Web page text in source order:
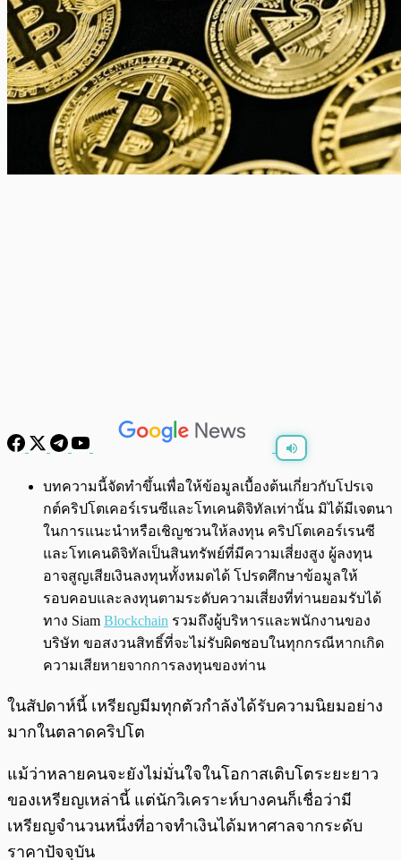
พร้อมเล่น 0:00/0:00
บทความนี้จัดทำขึ้นเพื่อให้ข้อมูลเบื้องต้นเกี่ยวกับโปรเจ
กต์คริปโตเคอร์เรนซีและโทเคนดิจิทัลเท่านั้น มิได้มีเจตนา
ในการแนะนำหรือเชิญชวนให้ลงทุน คริปโตเคอร์เรนซี
และโทเคนดิจิทัลเป็นสินทรัพย์ที่มีความเสี่ยงสูง ผู้ลงทุน
อาจสูญเสียเงินลงทุนทั้งหมดได้ โปรดศึกษาข้อมูลให้
รอบคอบและลงทุนตามระดับความเสี่ยงที่ท่านยอมรับได้
ทาง Siam Blockchain รวมถึงผู้บริหารและพนักงานของ
บริษัท ขอสงวนสิทธิ์ที่จะไม่รับผิดชอบในทุกกรณีหากเกิด
ความเสียหายจากการลงทุนของท่าน
ในสัปดาห์นี้ เหรียญมีมทุกตัวกำลังได้รับความนิยมอย่าง
มากในตลาดคริปโต
แม้ว่าหลายคนจะยังไม่มั่นใจในโอกาสเติบโตระยะยาว
ของเหรียญเหล่านี้ แต่นักวิเคราะห์บางคนก็เชื่อว่ามี
เหรียญจำนวนหนึ่งที่อาจทำเงินได้มหาศาลจากระดับ
ราคาปัจจุบัน